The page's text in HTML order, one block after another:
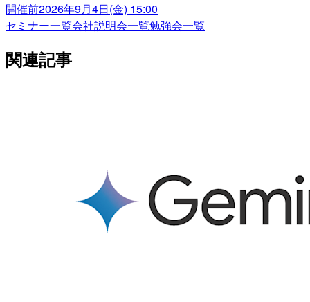
開催前2026年9月4日(金) 15:00
セミナー一覧会社説明会一覧勉強会一覧
関連記事